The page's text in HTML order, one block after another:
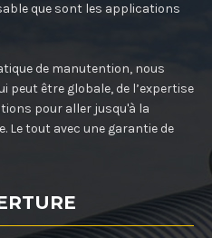
que sont les applications
de manutention, nous
peut être globale, de l’expertise
pour aller jusqu'à la
Le tout avec une garantie de